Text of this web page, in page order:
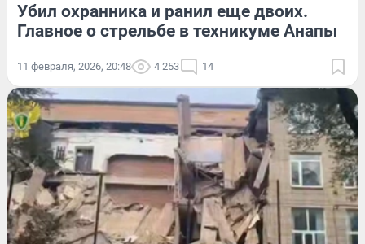
Убил охранника и ранил еще двоих.
Главное о стрельбе в техникуме Анапы
11 февраля, 2026, 20:48 4 253 14